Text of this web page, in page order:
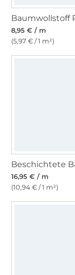
8,95 € / m
(5,97 € / 1 m²)
16,95 € / m
(10,94 € / 1 m²)